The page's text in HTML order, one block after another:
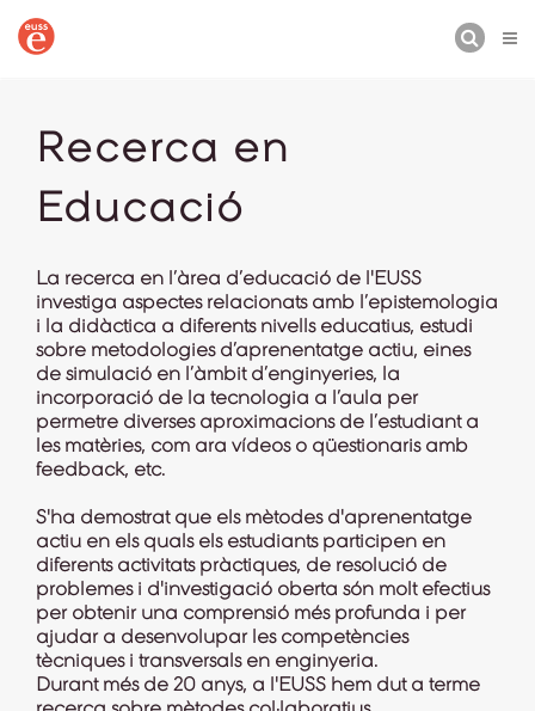
Recerca en
Educació
La recerca en l’àrea d’educació de l'EUSS
investiga aspectes relacionats amb l’epistemologia
i la didàctica a diferents nivells educatius, estudi
sobre metodologies d’aprenentatge actiu, eines
de simulació en l’àmbit d’enginyeries, la
incorporació de la tecnologia a l’aula per
permetre diverses aproximacions de l’estudiant a
les matèries, com ara vídeos o qüestionaris amb
feedback, etc.
S'ha demostrat que els mètodes d'aprenentatge
actiu en els quals els estudiants participen en
diferents activitats pràctiques, de resolució de
problemes i d'investigació oberta són molt efectius
per obtenir una comprensió més profunda i per
ajudar a desenvolupar les competències
tècniques i transversals en enginyeria.
Durant més de 20 anys, a l'EUSS hem dut a terme